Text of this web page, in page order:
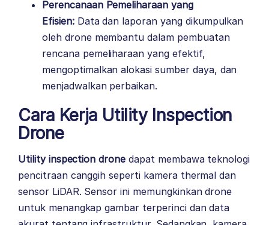
Perencanaan Pemeliharaan yang
Efisien:Data dan laporan yang dikumpulkan
oleh drone membantu dalam pembuatan
rencana pemeliharaan yang efektif,
mengoptimalkan alokasi sumber daya, dan
menjadwalkan perbaikan.
Cara Kerja Utility Inspection
Drone
Utility inspection drone dapat membawa teknologi
pencitraan canggih seperti kamera thermal dan
sensor LiDAR. Sensor ini memungkinkan drone
untuk menangkap gambar terperinci dan data